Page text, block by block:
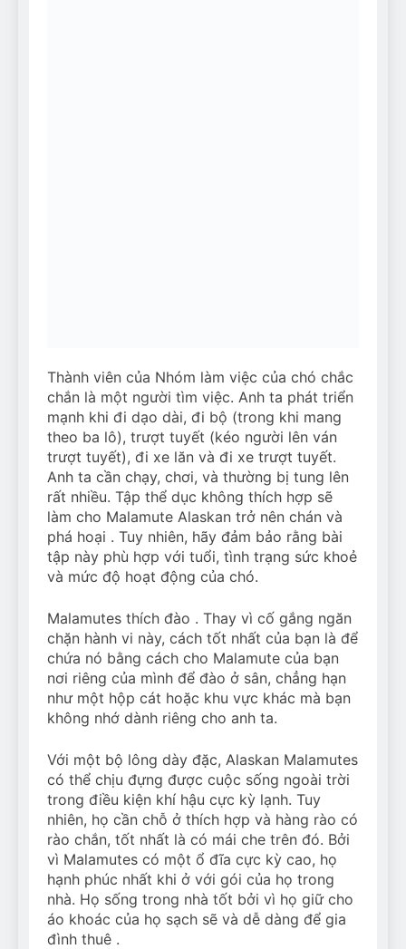
Thành viên của Nhóm làm việc của chó chắc
chắn là một người tìm việc. Anh ta phát triển
mạnh khi đi dạo dài, đi bộ (trong khi mang
theo ba lô), trượt tuyết (kéo người lên ván
trượt tuyết), đi xe lăn và đi xe trượt tuyết.
Anh ta cần chạy, chơi, và thường bị tung lên
rất nhiều. Tập thể dục không thích hợp sẽ
làm cho Malamute Alaskan trở nên chán và
phá hoại . Tuy nhiên, hãy đảm bảo rằng bài
tập này phù hợp với tuổi, tình trạng sức khoẻ
và mức độ hoạt động của chó.
Malamutes thích đào . Thay vì cố gắng ngăn
chặn hành vi này, cách tốt nhất của bạn là để
chứa nó bằng cách cho Malamute của bạn
nơi riêng của mình để đào ở sân, chẳng hạn
như một hộp cát hoặc khu vực khác mà bạn
không nhớ dành riêng cho anh ta.
Với một bộ lông dày đặc, Alaskan Malamutes
có thể chịu đựng được cuộc sống ngoài trời
trong điều kiện khí hậu cực kỳ lạnh. Tuy
nhiên, họ cần chỗ ở thích hợp và hàng rào có
rào chắn, tốt nhất là có mái che trên đó. Bởi
vì Malamutes có một ổ đĩa cực kỳ cao, họ
hạnh phúc nhất khi ở với gói của họ trong
nhà. Họ sống trong nhà tốt bởi vì họ giữ cho
áo khoác của họ sạch sẽ và dễ dàng để gia
đình thuê .